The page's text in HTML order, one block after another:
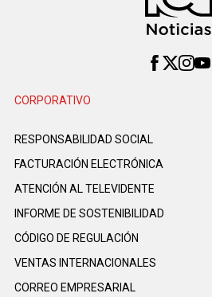
CORPORATIVO
RESPONSABILIDAD SOCIAL
FACTURACIÓN ELECTRÓNICA
ATENCIÓN AL TELEVIDENTE
INFORME DE SOSTENIBILIDAD
CÓDIGO DE REGULACIÓN
VENTAS INTERNACIONALES
CORREO EMPRESARIAL